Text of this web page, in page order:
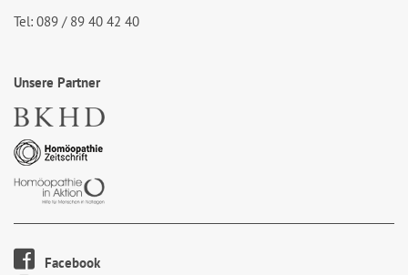
Tel: 089 / 89 40 42 40
Unsere Partner
Facebook